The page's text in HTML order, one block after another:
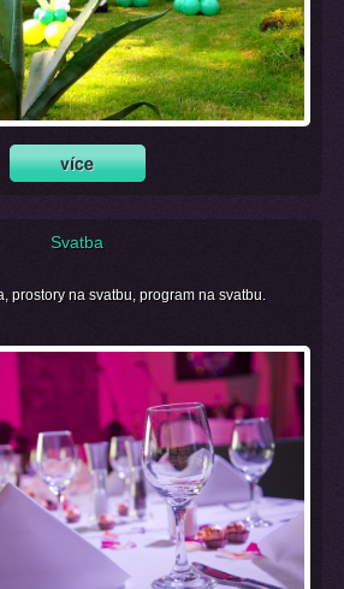
Svatba
prostory na svatbu, program na svatbu.